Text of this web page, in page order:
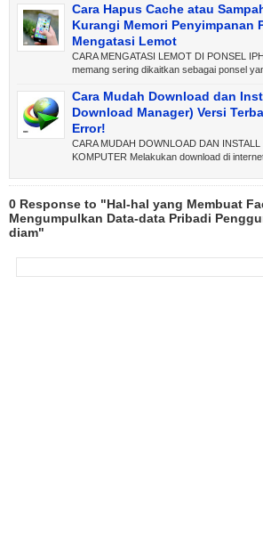
Cara Hapus Cache atau
Kurangi Memori Penyimpanan
Mengatasi Lemot
CARA MENGATASI LEMOT DI PONSEL
memang sering dikaitkan sebagai ponsel
Cara Mudah Download dan
Download Manager) Versi
Error!
CARA MUDAH DOWNLOAD DAN INSTALL
KOMPUTER Melakukan download di
0 Response to "Hal-hal yang Membuat
Mengumpulkan Data-data Pribadi
diam"